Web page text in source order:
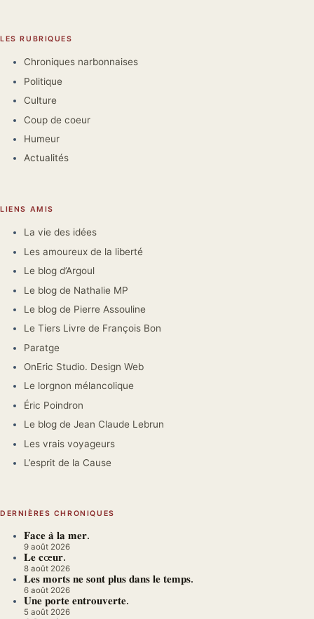
LES RUBRIQUES
Chroniques narbonnaises
Politique
Culture
Coup de coeur
Humeur
Actualités
LIENS AMIS
La vie des idées
Les amoureux de la liberté
Le blog d’Argoul
Le blog de Nathalie MP
Le blog de Pierre Assouline
Le Tiers Livre de François Bon
Paratge
OnEric Studio. Design Web
Le lorgnon mélancolique
Éric Poindron
Le blog de Jean Claude Lebrun
Les vrais voyageurs
L’esprit de la Cause
DERNIÈRES CHRONIQUES
𝐅𝐚𝐜𝐞 𝐚̀ 𝐥𝐚 𝐦𝐞𝐫.
9 août 2026
𝐋𝐞 𝐜œ𝐮𝐫.
8 août 2026
𝐋𝐞𝐬 𝐦𝐨𝐫𝐭𝐬 𝐧𝐞 𝐬𝐨𝐧𝐭 𝐩𝐥𝐮𝐬 𝐝𝐚𝐧𝐬 𝐥𝐞 𝐭𝐞𝐦𝐩𝐬.
6 août 2026
𝐔𝐧𝐞 𝐩𝐨𝐫𝐭𝐞 𝐞𝐧𝐭𝐫𝐨𝐮𝐯𝐞𝐫𝐭𝐞.
5 août 2026